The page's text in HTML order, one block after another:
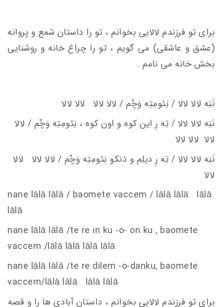
برای تو فرزندم لالایی بخوانم ، تو را داستان شمع و پروانه
(عشق و عاشقی) می گویم ، تو را چراغ خانه و روشنایی
بخش خانه می نامم .
نَنِه لالا لالا / بَئومِتِه وَچِّم / لالا لالا لالا لالا
نَنِه لالا لالا / تِه‌ رِ اين كوه‌ و اون كوه ، بَئومِتِه وَچِّم / لالا
لالا لالا لالا
نَنِه لالا لالا / تِه رِ ديلِم و دَنكو بَئومِتِه وَچِّم / لالا لالا لالا
لالا
nane lālā lālā / baomete vaccem / lālā lālā lālā
lālā
nane lālā lālā /te re in ku -o- on ku , baomete
vaccem /lālā lālā lālā lālā
nane lālā lālā /te re dilem -o-danku, baomete
vaccem/lālā lālā lālā lālā
برای تو فرزندم لالایی بخوانم ، داستان آبادی ها را و قصه